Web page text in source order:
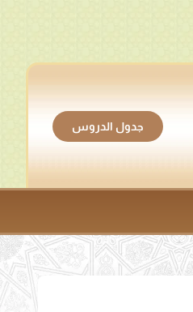
جدول الدروس